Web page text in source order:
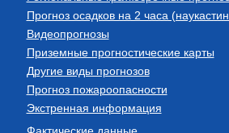
Прогноз осадков на 2 часа
Видеопрогнозы
Приземные прогностические карты
Другие виды прогнозов
Прогноз пожароопасности
Экстренная информация